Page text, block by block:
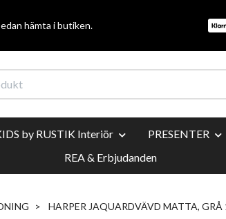
hämta i butiken.
by RUSTIK Interiör PRESENTER
REA & Erbjudanden
HARPER JAQUARDVÄVD MATTA, GRÅ